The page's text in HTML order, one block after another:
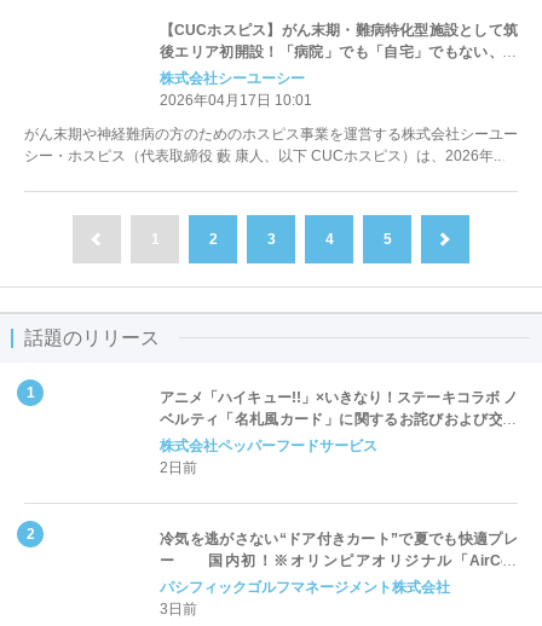
【CUCホスピス】がん末期・難病特化型施設として筑
後エリア初開設！「病院」でも「自宅」でもない、最
期まで自分らしく生きるためのホスピス型住宅
「ReHOPE 久留米」を福岡県久留米市に開設
株式会社シーユーシー
2026年04月17日 10:01
がん末期や神経難病の方のためのホスピス事業を運営する株式会社シーユー
シー・ホスピス（代表取締役 藪 康人、以下 CUCホスピス）は、2026年...
1 2 3 4 5
話題のリリース
アニメ「ハイキュー!!」×いきなり！ステーキコラボ ノ
ベルティ「名札風カード」に関するお詫びおよび交換
対応についてのご案内
株式会社ペッパーフードサービス
2日前
冷気を逃がさない“ドア付きカート”で夏でも快適プレ
ー 国内初！※オリンピアオリジナル「AirCon
Cart（エアコンカート）」導入 | ＰＧＭ
パシフィックゴルフマネージメント株式会社
3日前